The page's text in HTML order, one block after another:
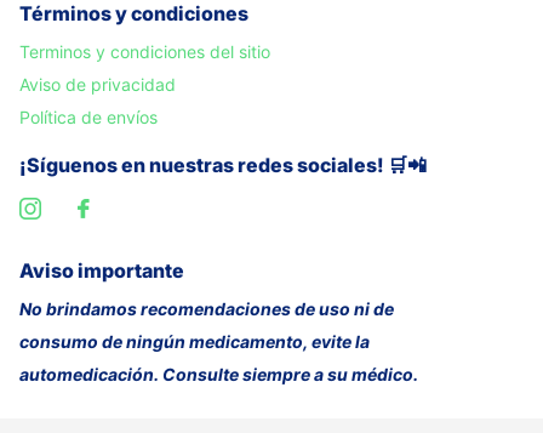
Términos y condiciones
Terminos y condiciones del sitio
Aviso de privacidad
Política de envíos
¡Síguenos en nuestras redes sociales! 🛒📲
Aviso importante
No brindamos recomendaciones de uso ni de
consumo de ningún medicamento, evite la
automedicación. Consulte siempre a su médico.